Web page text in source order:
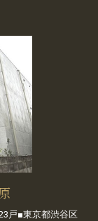
戸■東京都渋谷区